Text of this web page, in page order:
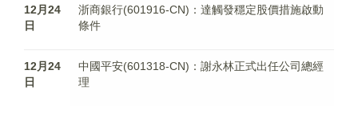
12月24
日
浙商銀行(601916-CN)：達觸發穩定股價措施啟動
條件
12月24
日
中國平安(601318-CN)：謝永林正式出任公司總經
理